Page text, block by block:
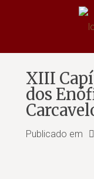
XIII
dos
Publicado em